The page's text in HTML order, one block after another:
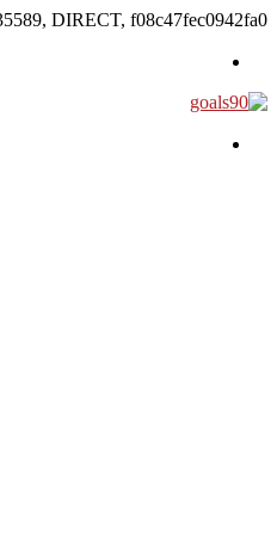
DIRECT, f08c47fec0942fa0